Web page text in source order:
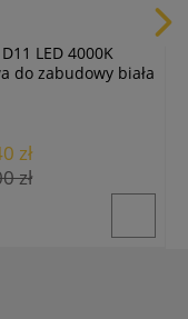
LED 4000K
do zabudowy biała
zł
zł